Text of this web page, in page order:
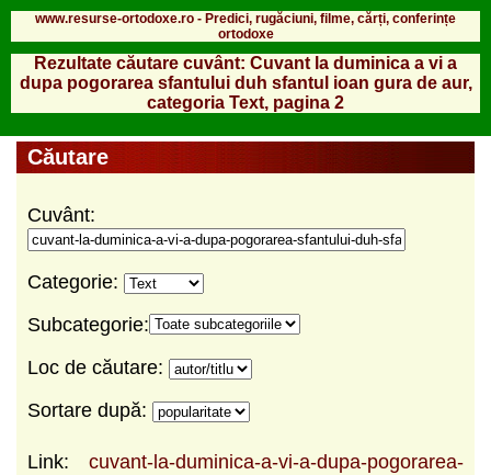
www.resurse-ortodoxe.ro - Predici, rugăciuni, filme, cărți, conferințe
ortodoxe
Rezultate căutare cuvânt: Cuvant la duminica a vi a
dupa pogorarea sfantului duh sfantul ioan gura de aur,
categoria Text, pagina 2
Căutare
Cuvânt:
Categorie:
Subcategorie:
Loc de căutare:
Sortare după:
Link: cuvant-la-duminica-a-vi-a-dupa-pogorarea-